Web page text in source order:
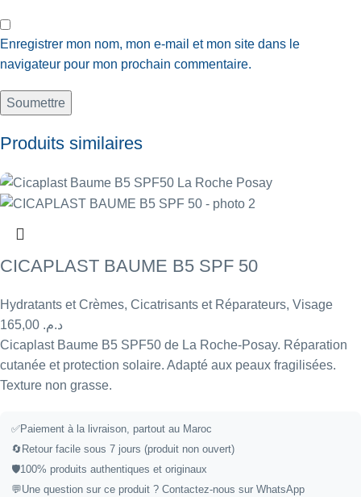
Enregistrer mon nom, mon e-mail et mon site dans le
navigateur pour mon prochain commentaire.
Produits similaires
CICAPLAST BAUME B5 SPF 50
Hydratants et Crèmes, Cicatrisants et Réparateurs, Visage
د.م.
Cicaplast Baume B5 SPF50 de La Roche-Posay. Réparation
cutanée et protection solaire. Adapté aux peaux fragilisées.
Texture non grasse.
✅Paiement à la livraison, partout au Maroc
🔄 Retour facile sous 7 jours (produit non ouvert)
🛡️100% produits authentiques et originaux
💬Une question sur ce produit ? Contactez-nous sur WhatsApp